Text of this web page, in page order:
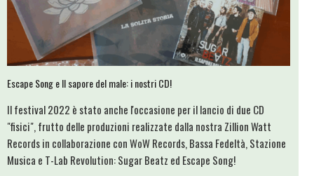
Escape Song e Il sapore del male: i nostri CD!
Il festival 2022 è stato anche l'occasione per il lancio di due CD
"fisici", frutto delle produzioni realizzate dalla nostra Zillion Watt
Records in collaborazione con WoW Records, Bassa Fedeltà, Stazione
Musica e T-Lab Revolution: Sugar Beatz ed Escape Song!